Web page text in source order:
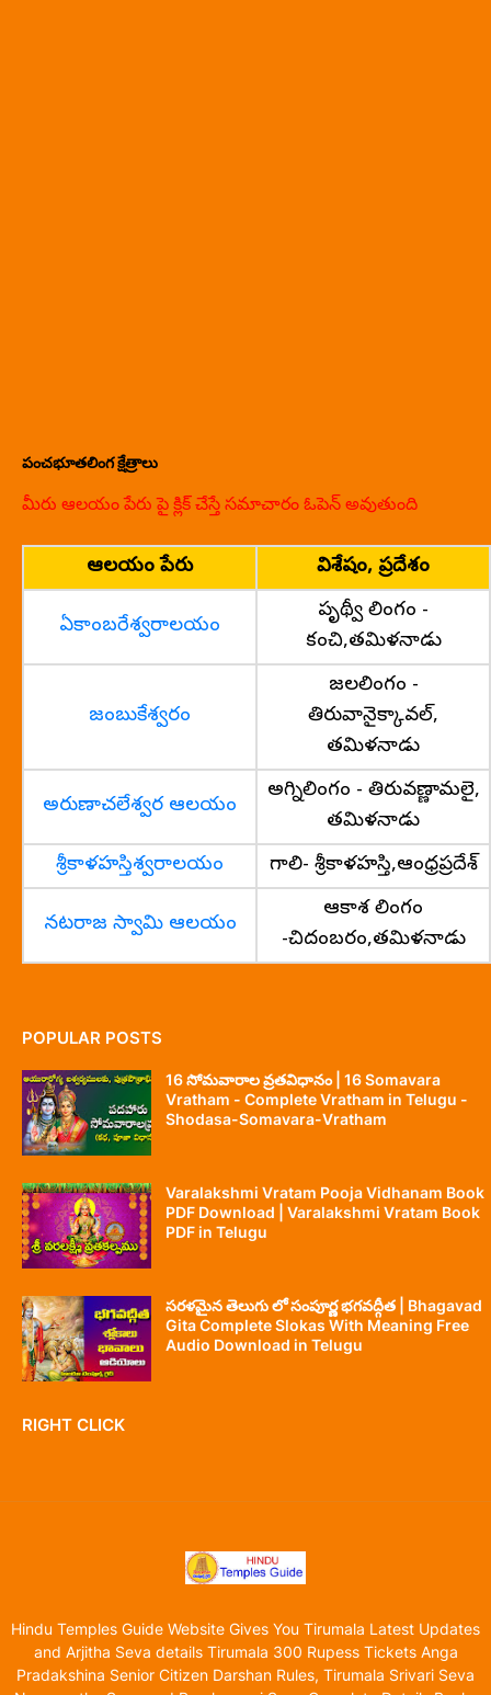
పంచభూతలింగ క్షేత్రాలు
మీరు ఆలయం పేరు పై క్లిక్ చేస్తే సమాచారం ఓపెన్ అవుతుంది
ఆలయం పేరు విశేషం, ప్రదేశం
ఏకాంబరేశ్వరాలయం
పృథ్వీ లింగం -
కంచి,తమిళనాడు
జంబుకేశ్వరం
జలలింగం -
తిరువానైక్కావల్,
తమిళనాడు
అరుణాచలేశ్వర ఆలయం
అగ్నిలింగం - తిరువణ్ణామలై,
తమిళనాడు
శ్రీకాళహస్తిశ్వరాలయం
గాలి- శ్రీకాళహస్తి,ఆంధ్రప్రదేశ్
నటరాజ స్వామి ఆలయం
ఆకాశ లింగం
-చిదంబరం,తమిళనాడు
POPULAR POSTS
16 సోమవారాల వ్రతవిధానం | 16 Somavara
Vratham - Complete Vratham in Telugu -
Shodasa-Somavara-Vratham
Varalakshmi Vratam Pooja Vidhanam Book
PDF Download | Varalakshmi Vratam Book
PDF in Telugu
సరళమైన తెలుగు లో సంపూర్ణ భగవద్గీత | Bhagavad
Gita Complete Slokas With Meaning Free
Audio Download in Telugu
RIGHT CLICK
Hindu Temples Guide Website Gives You Tirumala Latest Updates
and Arjitha Seva details Tirumala 300 Rupess Tickets Anga
Pradakshina Senior Citizen Darshan Rules, Tirumala Srivari Seva